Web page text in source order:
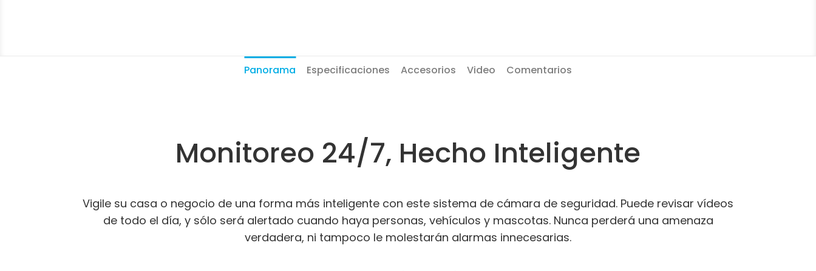
Panorama Especificaciones Accesorios Video Comentarios
Monitoreo 24/7, Hecho Inteligente
Vigile su casa o negocio de una forma más inteligente con este sistema de cámara de seguridad. Puede revisar vídeos
de todo el día, y sólo será alertado cuando haya personas, vehículos y mascotas. Nunca perderá una amenaza
verdadera, ni tampoco le molestarán alarmas innecesarias.